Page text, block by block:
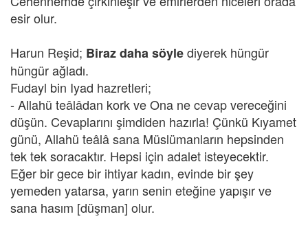
esir olur.
Harun Reşid; Biraz daha söylediyerek hüngür
hüngür ağladı.
Fudayl bin Iyad hazretleri;
- Allahü teâlâdan kork ve Ona ne cevap vereceğini
düşün. Cevaplarını şimdiden hazırla! Çünkü Kıyamet
günü, Allahü teâlâ sana Müslümanların hepsinden
tek tek soracaktır. Hepsi için adalet isteyecektir.
Eğer bir gece bir ihtiyar kadın, evinde bir şey
yemeden yatarsa, yarın senin eteğine yapışır ve
sana hasım [düşman] olur.